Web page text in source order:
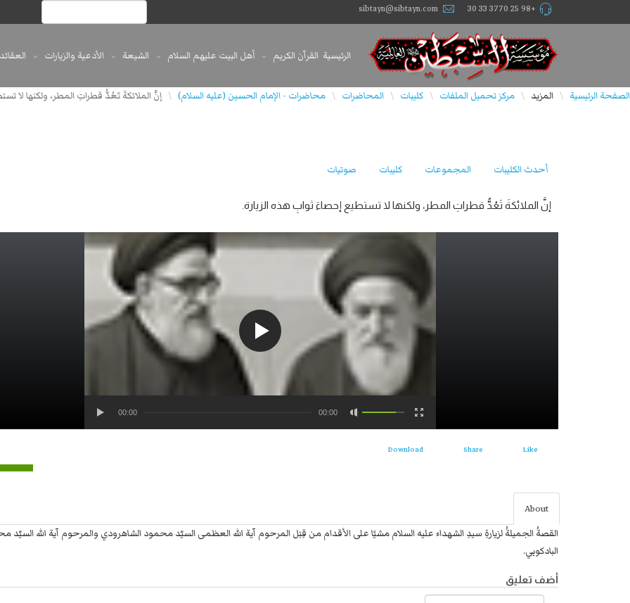
+98 25 3770 33 30
sibtayn@sibtayn.com
الرئيسية القرآن الكريم أهل البيت عليهم السلام الشيعة الأدعية والزيارات العقائد
الصفحة الرئيسية \ المزيد \ مركز تحميل الملفات \ كليبات \ المحاضرات \ محاضرات - الإمام الحسين (عليه السلام) \ إنَّ الملائكةَ تَعُدُّ قطراتِ المطر، ولكنها لا
أحدث الكليبات المجموعات كليبات صوتيات
إنَّ الملائكةَ تَعُدُّ قطراتِ المطر، ولكنها لا تستطيع إحصاءَ ثوابِ هذه الزيارة.
00:00 00:00
Like
Share
Download
About
القصةُ الجميلةُ لزيارةِ سيدِ الشهداء عليه السلام مشيًا على الأقدام من قِبَل المرحوم آية الله العظمى السيّد محمود الشاهرودي والمرحوم آية الله السيّد
البادكوبي.
أضف تعليق